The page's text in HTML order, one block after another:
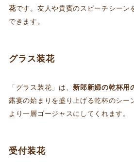
花です。友人や貴賓のスピーチシーン
できます。
グラス装花
「グラス装花」は、新郎新婦の乾杯用
露宴の始まりを盛り上げる乾杯のシー
より一層ゴージャスにしてくれます。
受付装花